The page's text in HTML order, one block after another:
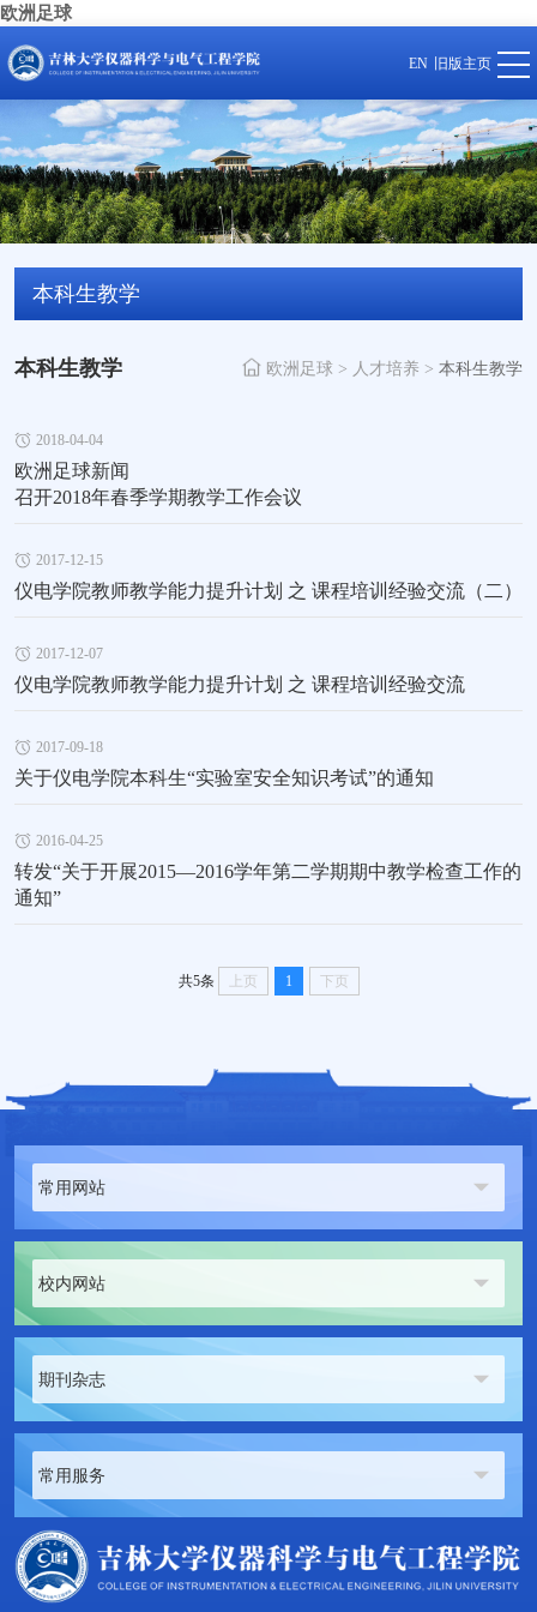
欧洲足球
EN 旧版主页
本科生教学
本科生教学 欧洲足球 > 人才培养 > 本科生教学
2018-04-04
欧洲足球新闻
召开2018年春季学期教学工作会议
2017-12-15
仪电学院教师教学能力提升计划 之 课程培训经验交流（二）
2017-12-07
仪电学院教师教学能力提升计划 之 课程培训经验交流
2017-09-18
关于仪电学院本科生“实验室安全知识考试”的通知
2016-04-25
转发“关于开展2015—2016学年第二学期期中教学检查工作的
通知”
共5条 上页 1 下页
常用网站
校内网站
期刊杂志
常用服务